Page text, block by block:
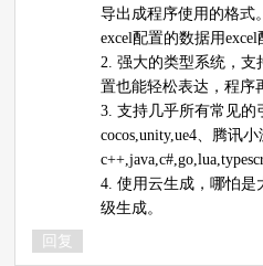
导出成程序使用的格式
excel配置的数据用
2. 强大的类型系统，支
置也能轻松表达，程序
3. 支持几乎所有常见
cocos,unity,ue4、腾讯
4. 使用云生成，哪怕是
级生成。
回复